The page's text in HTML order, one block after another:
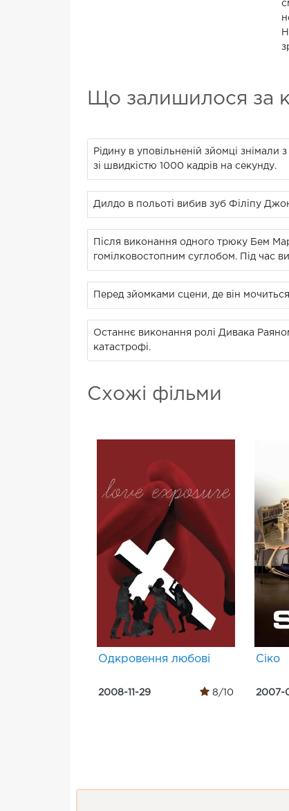
Що залишилося за
Рідину в уповільненій зйомці
зі швидкістю 1000 кадрів на секунду.
Дилдо в польоті вибив зуб Філіпу
Після виконання одного трюку Бем
гомілковостопним суглобом. Під
Перед зйомками сцени, де він
Останнє виконання ролі Дивака
катастрофі.
Схожі фільми
Одкровення любові
2008-11-29 8/10
Сіко
2007-